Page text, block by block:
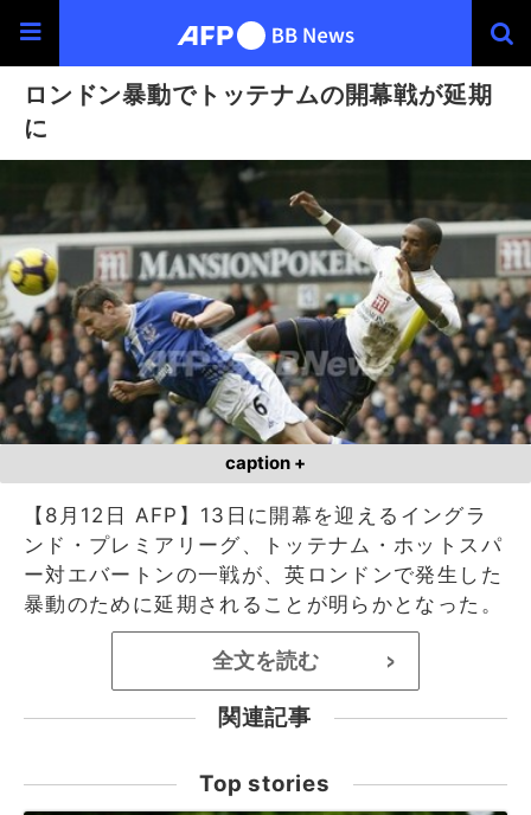
ロンドン暴動でトッテナムの開幕戦が延期
に
caption +
【8月12日 AFP】13日に開幕を迎えるイングラ
ンド・プレミアリーグ、トッテナム・ホットスパ
ー対エバートンの一戦が、英ロンドンで発生した
暴動のために延期されることが明らかとなった。
全文を読む >
関連記事
Top stories